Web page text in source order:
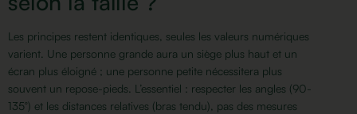
Les principes restent identiques, seules les valeurs numériques
varient. Une personne grande aura un siège plus haut et un
écran plus éloigné ; une personne petite nécessitera plus
souvent un repose-pieds. L’essentiel : respecter les angles (90-
135°) et les distances relatives (bras tendu), pas des mesures